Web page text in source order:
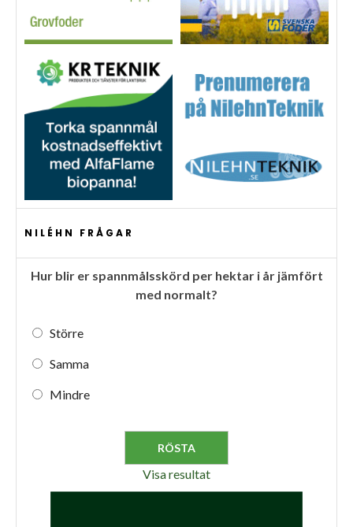
NILÉHN FRÅGAR
Hur blir er spannmålsskörd per hektar i år jämfört
med normalt?
Större
Samma
Mindre
Visa resultat